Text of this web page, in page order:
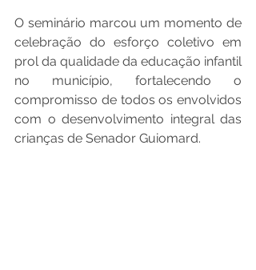
O seminário marcou um momento de
celebração do esforço coletivo em
prol da qualidade da educação infantil
no município, fortalecendo o
compromisso de todos os envolvidos
com o desenvolvimento integral das
crianças de Senador Guiomard.